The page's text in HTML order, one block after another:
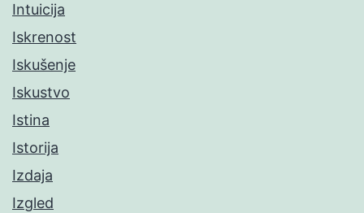
Intuicija
Iskrenost
Iskušenje
Iskustvo
Istina
Istorija
Izdaja
Izgled